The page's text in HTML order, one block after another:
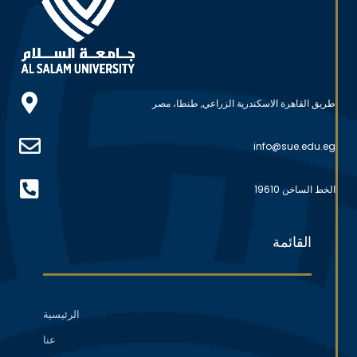
طريق القاهرة الاسكندرية الزراعي, طنطا، مصر
info@sue.edu.eg
الخط الساخن 19610
القائمة
الرئيسية
عنا